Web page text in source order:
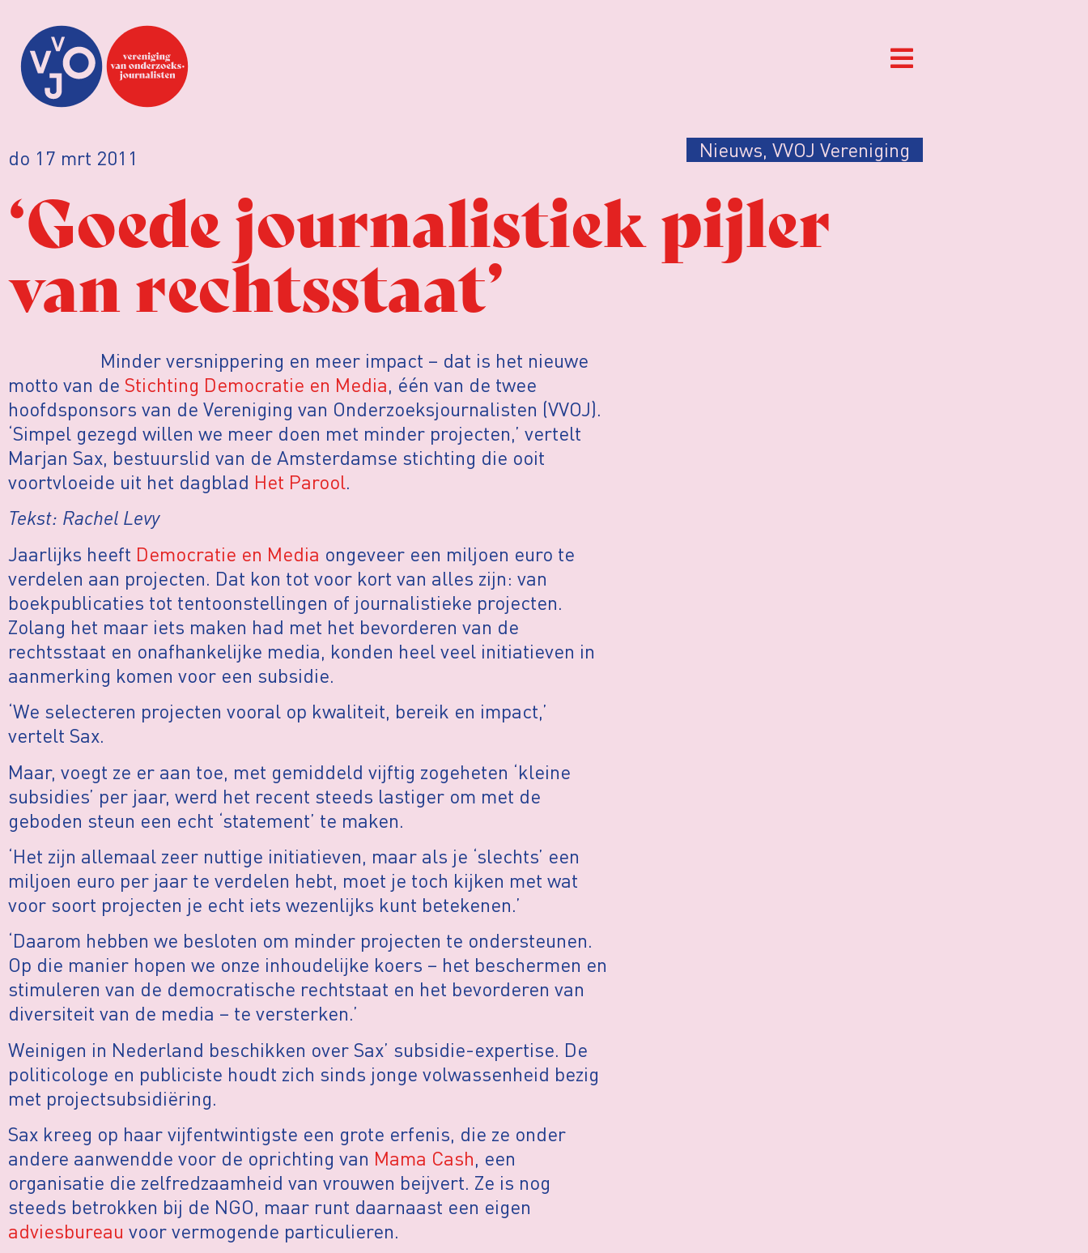
do 17 mrt 2011 Nieuws, VVOJ Vereniging
‘Goede journalistiek pijler
van rechtsstaat’
Minder versnippering en meer impact – dat is het nieuwe
motto van de Stichting Democratie en Media, één van de twee
hoofdsponsors van de Vereniging van Onderzoeksjournalisten (VVOJ).
‘Simpel gezegd willen we meer doen met minder projecten,’ vertelt
Marjan Sax, bestuurslid van de Amsterdamse stichting die ooit
voortvloeide uit het dagblad Het Parool.
Tekst: Rachel Levy
Jaarlijks heeft Democratie en Media ongeveer een miljoen euro te
verdelen aan projecten. Dat kon tot voor kort van alles zijn: van
boekpublicaties tot tentoonstellingen of journalistieke projecten.
Zolang het maar iets maken had met het bevorderen van de
rechtsstaat en onafhankelijke media, konden heel veel initiatieven in
aanmerking komen voor een subsidie.
‘We selecteren projecten vooral op kwaliteit, bereik en impact,’
vertelt Sax.
Maar, voegt ze er aan toe, met gemiddeld vijftig zogeheten ‘kleine
subsidies’ per jaar, werd het recent steeds lastiger om met de
geboden steun een echt ‘statement’ te maken.
‘Het zijn allemaal zeer nuttige initiatieven, maar als je ‘slechts’ een
miljoen euro per jaar te verdelen hebt, moet je toch kijken met wat
voor soort projecten je echt iets wezenlijks kunt betekenen.’
‘Daarom hebben we besloten om minder projecten te ondersteunen.
Op die manier hopen we onze inhoudelijke koers – het beschermen en
stimuleren van de democratische rechtstaat en het bevorderen van
diversiteit van de media – te versterken.’
Weinigen in Nederland beschikken over Sax’ subsidie-expertise. De
politicologe en publiciste houdt zich sinds jonge volwassenheid bezig
met projectsubsidiëring.
Sax kreeg op haar vijfentwintigste een grote erfenis, die ze onder
andere aanwendde voor de oprichting van Mama Cash, een
organisatie die zelfredzaamheid van vrouwen beijvert. Ze is nog
steeds betrokken bij de NGO, maar runt daarnaast een eigen
adviesbureau voor vermogende particulieren.